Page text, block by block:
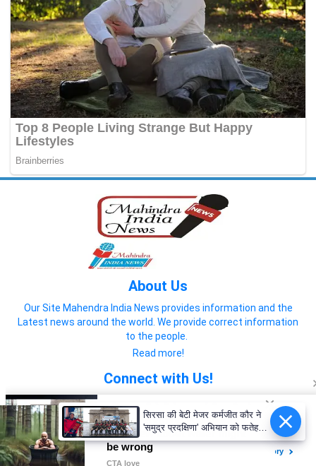
About Us
Our Site Mahendra India News provides information and the
Latest news around the world. We provide correct information
to the people.
Read more!
Connect with Us!
© 2022 Mahendra India News
सिरसा की बेटी मेजर कर्मजीत कौर ने
'समुद्र प्रदक्षिणा' अभियान को फतेह
कर रचा इतिहास